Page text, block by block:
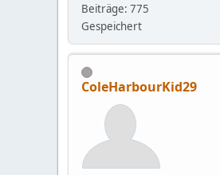
Beiträge: 775
Gespeichert
ColeHarbourKid29